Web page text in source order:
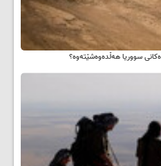
سووریا هەڵدەوەشێتەوە؟